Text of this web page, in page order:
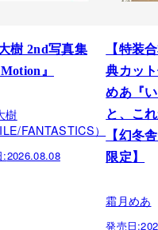
樹 2nd写真集
』
樹
FANTASTICS）
:2026.08.08
【特装
典カッ
めあ『
と、これ
【幻冬
限定】
霜月めあ
発売日: